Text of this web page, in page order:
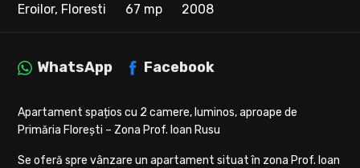
Eroilor, Floresti
67 mp 2008
WhatsApp Facebook
Apartament spațios cu 2 camere, luminos, aproape de
Primăria Florești – Zona Prof. Ioan Rusu
Se oferă spre vânzare un apartament situat în zona Prof. Ioan